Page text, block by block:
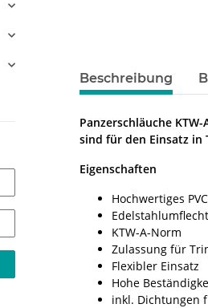
Beschreibung
Panzerschläuche
sind für den Einsatz in
Eigenschaften
Hochwertiges PVC
KTW-A-Norm
Zulassung für
Flexibler Einsatz
Hohe
inkl. Dichtungen